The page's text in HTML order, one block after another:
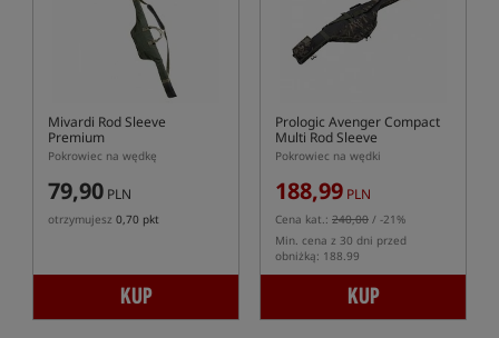
Mivardi Rod Sleeve
Premium
Pokrowiec na wędkę
79,90 PLN
otrzymujesz 0,70 pkt
KUP
Prologic Avenger Compact
Multi Rod Sleeve
Pokrowiec na wędki
188,99 PLN
Cena kat.: 240,00 / -21%
Min. cena z 30 dni przed
obniżką: 188.99
KUP